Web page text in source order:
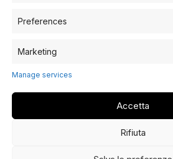
Preferences
Marketing
Manage services
Accetta
Rifiuta
MADONNA 194 - 37051 -